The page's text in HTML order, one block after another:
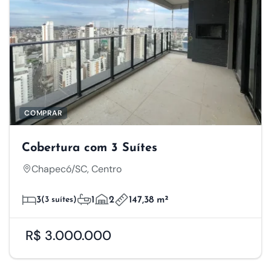
COMPRAR
Cobertura com 3 Suítes
Chapecó/SC, Centro
3(3 suítes) 1 2 147,38 m²
R$ 3.000.000